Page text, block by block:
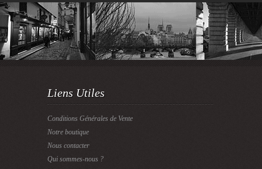
Liens Utiles
Conditions Générales de Vente
Notre boutique
Nous contacter
Qui sommes-nous ?